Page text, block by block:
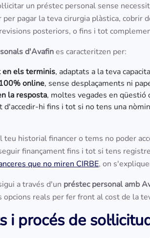
un préstec personal sense
pagar la teva cirurgia plàstica, cobrir
posteriors, o fins i tot
d'Avafines caracteritzen per:
els terminis, adaptats a la teva
online, sense desplaçaments ni
la resposta, moltes vegades en qüestió
d'accedir-hi fins i tot si no tens una
teu historial financer o tems no poder
finançament fins i tot si tens
que no miren CIRBE, on
a través d'un préstec personal amb
opcions reals per fer front al cost de la
i procés de